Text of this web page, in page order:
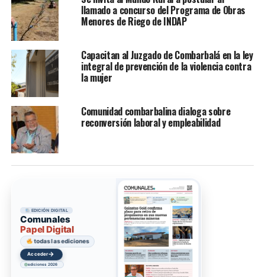
llamado a concurso del Programa de Obras
Menores de Riego de INDAP
Capacitan al Juzgado de Combarbalá en la ley
integral de prevención de la violencia contra
la mujer
Comunidad combarbalina dialoga sobre
reconversión laboral y empleabilidad
EDICIÓN DIGITAL
Comunales
Papel Digital
todas las ediciones
Acceder→
ediciones 2026